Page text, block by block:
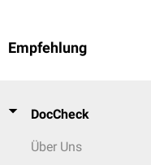
Empfehlung
DocCheck
Über Uns